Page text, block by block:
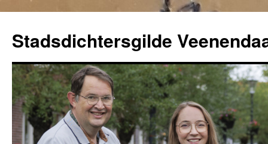
de
inhoud
Stadsdichtersgilde